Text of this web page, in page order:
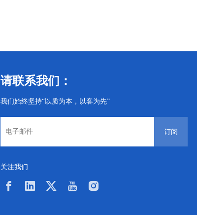
请联系我们：
我们始终坚持“以质为本，以客为先”
订阅
关注我们